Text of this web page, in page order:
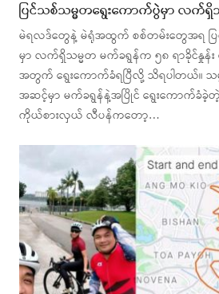
ပြင်သစ်သမ္မတရွေးကောက်ပွဲမှာ လက်
မဲရလဒ်တွေနဲ့ မဲရုံအထွက် စစ်တမ်းတွေအရ ပြ
မှာ လက်ရှိသမ္မတ မက်ခရွန်က ၅၈ ရာခိုင်နှုန်
အတွက် ရွေးကောက်ခံရပြီလို့ သိရပါတယ်။
အဆင့်မှာ မက်ခရွန်နဲ့အပြိုင် ရွေးကောက်ခံ
ကိုယ်စားလှယ် လီပန်ကတော့…